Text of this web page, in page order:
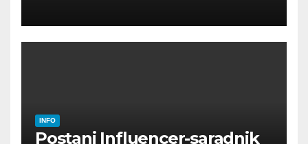
INFO
Postani Influencer-saradnik